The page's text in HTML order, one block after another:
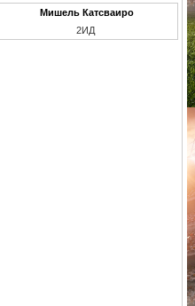
Мишель Катсваиро
2ИД